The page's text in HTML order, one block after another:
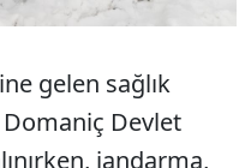
gelen sağlık
Domaniç Devlet
jandarma,